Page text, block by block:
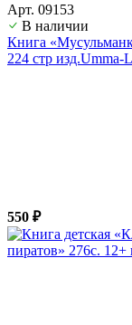
Арт. 09153
В наличии
Книга
224 стр изд.Umma-
550 ₽